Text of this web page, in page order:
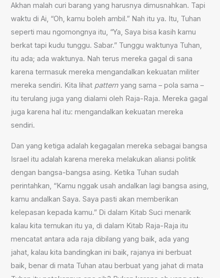
Akhan malah curi barang yang harusnya dimusnahkan. Tapi
waktu di Ai, “Oh, kamu boleh ambil.” Nah itu ya. Itu, Tuhan
seperti mau ngomongnya itu, “Ya, Saya bisa kasih kamu
berkat tapi kudu tunggu. Sabar.” Tunggu waktunya Tuhan,
itu ada; ada waktunya. Nah terus mereka gagal di sana
karena termasuk mereka mengandalkan kekuatan militer
mereka sendiri. Kita lihat pattern yang sama – pola sama –
itu terulang juga yang dialami oleh Raja-Raja. Mereka gagal
juga karena hal itu: mengandalkan kekuatan mereka
sendiri.
Dan yang ketiga adalah kegagalan mereka sebagai bangsa
Israel itu adalah karena mereka melakukan aliansi politik
dengan bangsa-bangsa asing. Ketika Tuhan sudah
perintahkan, “Kamu nggak usah andalkan lagi bangsa asing,
kamu andalkan Saya. Saya pasti akan memberikan
kelepasan kepada kamu.” Di dalam Kitab Suci menarik
kalau kita temukan itu ya, di dalam Kitab Raja-Raja itu
mencatat antara ada raja dibilang yang baik, ada yang
jahat, kalau kita bandingkan ini baik, rajanya ini berbuat
baik, benar di mata Tuhan atau berbuat yang jahat di mata